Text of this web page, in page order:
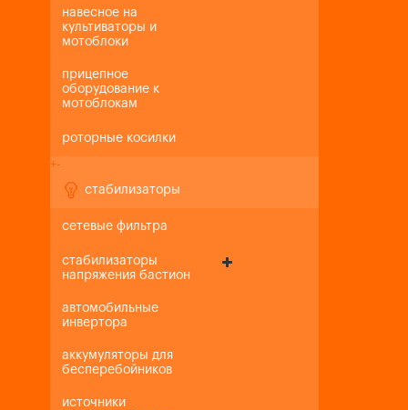
навесное на
культиваторы и
мотоблоки
прицепное
оборудование к
мотоблокам
роторные косилки
+-
стабилизаторы
сетевые фильтра
стабилизаторы
напряжения бастион
автомобильные
инвертора
аккумуляторы для
бесперебойников
источники